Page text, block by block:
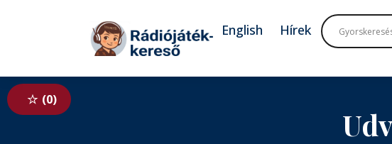
Tovább a tartalomhoz
English Hírek
0